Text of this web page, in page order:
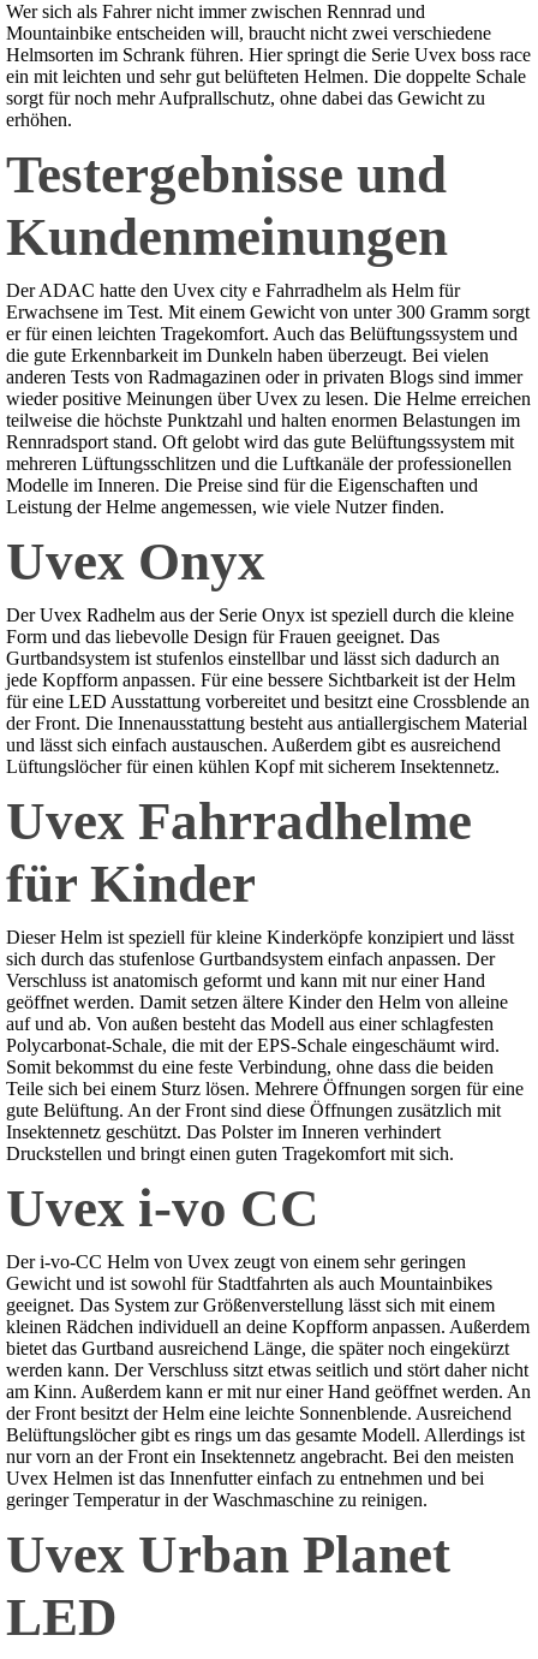
Wer sich als Fahrer nicht immer zwischen Rennrad und
Mountainbike entscheiden will, braucht nicht zwei verschiedene
Helmsorten im Schrank führen. Hier springt die Serie Uvex boss race
ein mit leichten und sehr gut belüfteten Helmen. Die doppelte Schale
sorgt für noch mehr Aufprallschutz, ohne dabei das Gewicht zu
erhöhen.
Testergebnisse und
Kundenmeinungen
Der ADAC hatte den Uvex city e Fahrradhelm als Helm für
Erwachsene im Test. Mit einem Gewicht von unter 300 Gramm sorgt
er für einen leichten Tragekomfort. Auch das Belüftungssystem und
die gute Erkennbarkeit im Dunkeln haben überzeugt. Bei vielen
anderen Tests von Radmagazinen oder in privaten Blogs sind immer
wieder positive Meinungen über Uvex zu lesen. Die Helme erreichen
teilweise die höchste Punktzahl und halten enormen Belastungen im
Rennradsport stand. Oft gelobt wird das gute Belüftungssystem mit
mehreren Lüftungsschlitzen und die Luftkanäle der professionellen
Modelle im Inneren. Die Preise sind für die Eigenschaften und
Leistung der Helme angemessen, wie viele Nutzer finden.
Uvex Onyx
Der Uvex Radhelm aus der Serie Onyx ist speziell durch die kleine
Form und das liebevolle Design für Frauen geeignet. Das
Gurtbandsystem ist stufenlos einstellbar und lässt sich dadurch an
jede Kopfform anpassen. Für eine bessere Sichtbarkeit ist der Helm
für eine LED Ausstattung vorbereitet und besitzt eine Crossblende an
der Front. Die Innenausstattung besteht aus antiallergischem Material
und lässt sich einfach austauschen. Außerdem gibt es ausreichend
Lüftungslöcher für einen kühlen Kopf mit sicherem Insektennetz.
Uvex Fahrradhelme
für Kinder
Dieser Helm ist speziell für kleine Kinderköpfe konzipiert und lässt
sich durch das stufenlose Gurtbandsystem einfach anpassen. Der
Verschluss ist anatomisch geformt und kann mit nur einer Hand
geöffnet werden. Damit setzen ältere Kinder den Helm von alleine
auf und ab. Von außen besteht das Modell aus einer schlagfesten
Polycarbonat-Schale, die mit der EPS-Schale eingeschäumt wird.
Somit bekommst du eine feste Verbindung, ohne dass die beiden
Teile sich bei einem Sturz lösen. Mehrere Öffnungen sorgen für eine
gute Belüftung. An der Front sind diese Öffnungen zusätzlich mit
Insektennetz geschützt. Das Polster im Inneren verhindert
Druckstellen und bringt einen guten Tragekomfort mit sich.
Uvex i-vo CC
Der i-vo-CC Helm von Uvex zeugt von einem sehr geringen
Gewicht und ist sowohl für Stadtfahrten als auch Mountainbikes
geeignet. Das System zur Größenverstellung lässt sich mit einem
kleinen Rädchen individuell an deine Kopfform anpassen. Außerdem
bietet das Gurtband ausreichend Länge, die später noch eingekürzt
werden kann. Der Verschluss sitzt etwas seitlich und stört daher nicht
am Kinn. Außerdem kann er mit nur einer Hand geöffnet werden. An
der Front besitzt der Helm eine leichte Sonnenblende. Ausreichend
Belüftungslöcher gibt es rings um das gesamte Modell. Allerdings ist
nur vorn an der Front ein Insektennetz angebracht. Bei den meisten
Uvex Helmen ist das Innenfutter einfach zu entnehmen und bei
geringer Temperatur in der Waschmaschine zu reinigen.
Uvex Urban Planet
LED